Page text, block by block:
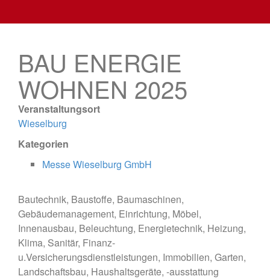
BAU ENERGIE
WOHNEN 2025
Veranstaltungsort
Wieselburg
Kategorien
Messe Wieselburg GmbH
Bautechnik, Baustoffe, Baumaschinen,
Gebäudemanagement, Einrichtung, Möbel,
Innenausbau, Beleuchtung, Energietechnik, Heizung,
Klima, Sanitär, Finanz-
u.Versicherungsdienstleistungen, Immobilien, Garten,
Landschaftsbau, Haushaltsgeräte, -ausstattung